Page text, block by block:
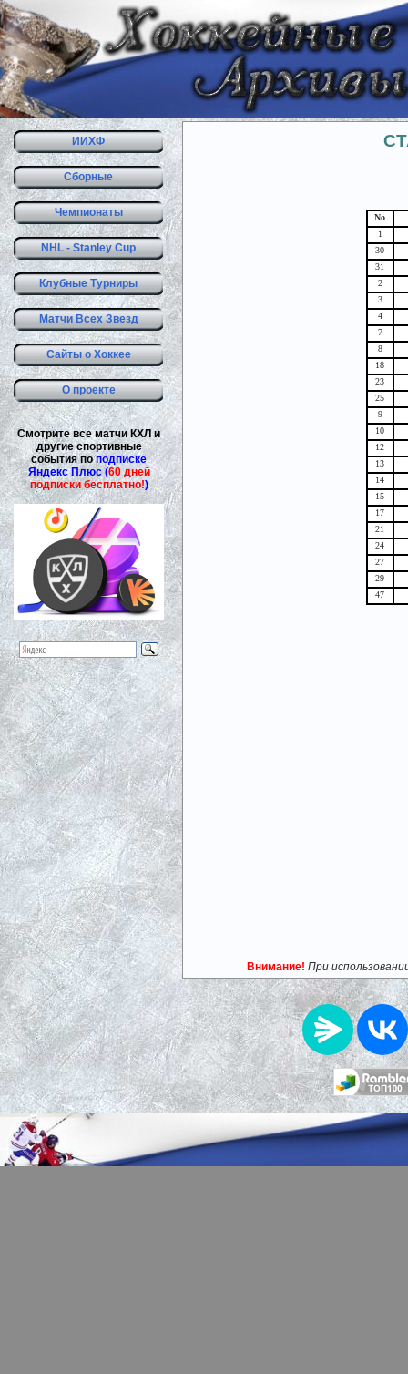
ИИХФ
Сборные
Чемпионаты
NHL - Stanley Cup
Клубные Турниры
Матчи Всех Звезд
Сайты о Хоккее
О проекте
Смотрите все матчи КХЛ и
другие спортивные
события поподписке
Яндекс Плюс (60 дней
подписки бесплатно!)
No
1
30
31
2
3
4
7
8
18
23
25
9
10
12
13
14
15
17
21
24
27
29
47
Внимание! При